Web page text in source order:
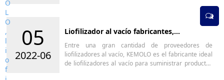
precio más barato de fabricantes, proveedores,
05
2022-06
Liofilizador al vacío fabricantes,
venta - KEMOLO
Entre una gran cantidad de proveedores de
liofilizadores al vacío, KEMOLO es el fabricante ideal
de liofilizadores al vacío para suministrar productos